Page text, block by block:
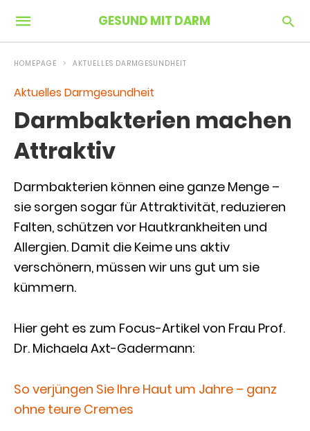
GESUND MIT DARM
HOMEPAGE AKTUELLES DARMGESUNDHEIT
Aktuelles Darmgesundheit
Darmbakterien machen
Attraktiv
Darmbakterien können eine ganze Menge –
sie sorgen sogar für Attraktivität, reduzieren
Falten, schützen vor Hautkrankheiten und
Allergien. Damit die Keime uns aktiv
verschönern, müssen wir uns gut um sie
kümmern.
Hier geht es zum Focus-Artikel von Frau Prof.
Dr. Michaela Axt-Gadermann:
So verjüngen Sie Ihre Haut um Jahre – ganz
ohne teure Cremes